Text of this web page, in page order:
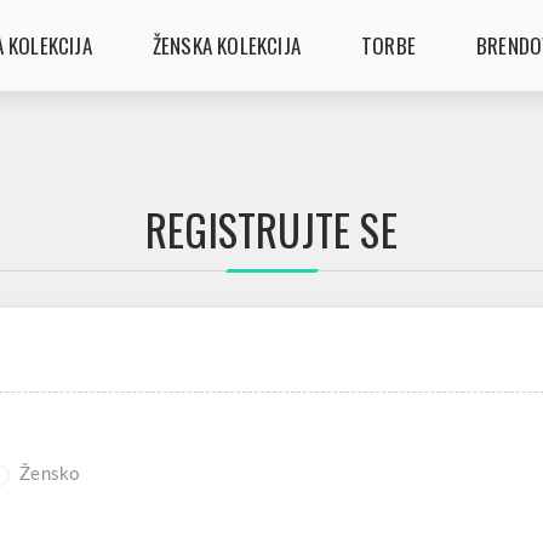
KOLEKCIJA ŽENSKA KOLEKCIJA TORBE
REGISTRUJTE SE
Žensko